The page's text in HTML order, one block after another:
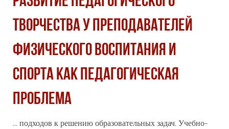
ТВОРЧЕСТВА У ПРЕПОДАВАТЕЛЕЙ
ФИЗИЧЕСКОГО ВОСПИТАНИЯ И
СПОРТА КАК ПЕДАГОГИЧЕСКАЯ
ПРОБЛЕМА
... подходов к решению образовательных задач. Учебно-